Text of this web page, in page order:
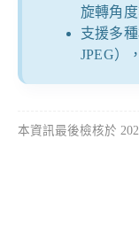
旋轉角
支援多
JPEG）
本資訊最後檢核於